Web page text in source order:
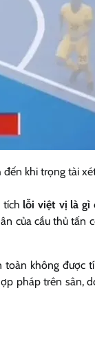
khi trọng tài
tích lỗi việt vị là gì
của cầu thủ tấn
không được
pháp trên sân,